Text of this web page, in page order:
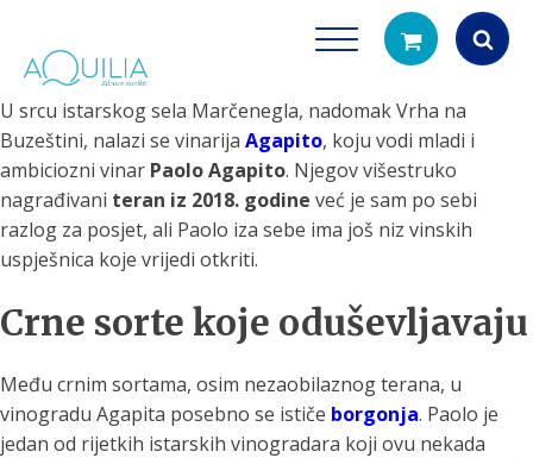
Products
search
U srcu istarskog sela Marčenegla, nadomak Vrha na
Buzeštini, nalazi se vinarija Agapito, koju vodi mladi i
ambiciozni vinar Paolo Agapito. Njegov višestruko
nagrađivani teran iz 2018. godine već je sam po sebi
razlog za posjet, ali Paolo iza sebe ima još niz vinskih
uspješnica koje vrijedi otkriti.
Crne sorte koje oduševljavaju
Među crnim sortama, osim nezaobilaznog terana, u
vinogradu Agapita posebno se ističe borgonja. Paolo je
jedan od rijetkih istarskih vinogradara koji ovu nekada
Tuš glave
filtriranje vode za tuširanje
Vrčevi za
Potpuno prijenosno
čistu vodu za